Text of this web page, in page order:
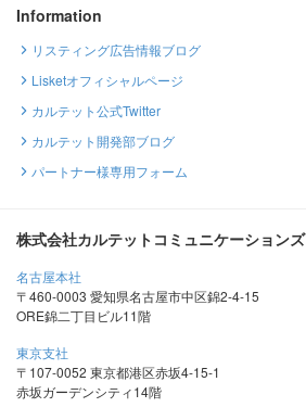
Information
リスティング広告情報ブログ
Lisketオフィシャルページ
カルテット公式Twitter
カルテット開発部ブログ
パートナー様専用フォーム
株式会社カルテットコミュニケーションズ
名古屋本社
〒460-0003 愛知県名古屋市中区錦2-4-15
ORE錦二丁目ビル11階
東京支社
〒107-0052 東京都港区赤坂4-15-1
赤坂ガーデンシティ14階